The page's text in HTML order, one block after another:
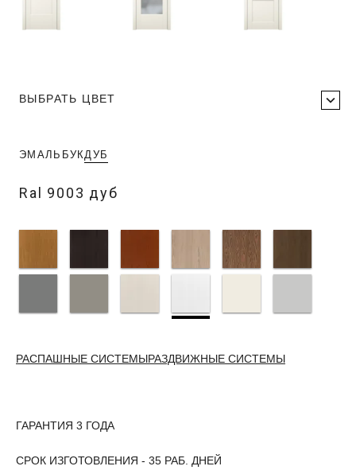
ВЫБРАТЬ ЦВЕТ
ЭМАЛЬ БУКДУБ
Ral 9003 дуб
РАСПАШНЫЕ СИСТЕМЫРАЗДВИЖНЫЕ СИСТЕМЫ
ГАРАНТИЯ 3 ГОДА
СРОК ИЗГОТОВЛЕНИЯ - 35 РАБ. ДНЕЙ